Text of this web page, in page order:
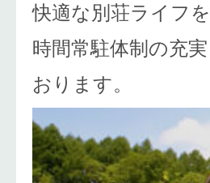
快適な別荘ライフ
時間常駐体制の充
おります。